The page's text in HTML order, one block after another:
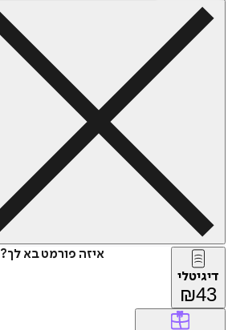
איזה פורמט בא לך?
דיגיטלי
₪43